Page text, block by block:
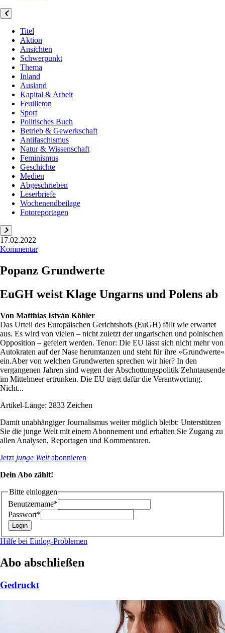
Titel
Aktion
Ansichten
Schwerpunkt
Thema
Inland
Ausland
Kapital & Arbeit
Feuilleton
Sport
Politisches Buch
Betrieb & Gewerkschaft
Antifaschismus
Natur & Wissenschaft
Feminismus
Geschichte
Medien
Abgeschrieben
Leserbriefe
Wochenendbeilage
Fotoreportagen
17.02.2022
Kommentar
Popanz Grundwerte
EuGH weist Klage Ungarns und Polens ab
Von Matthias István Köhler
Das Urteil des Europäischen Gerichtshofs (EuGH) fällt wie erwartet
aus. Es wird von vielen – nicht zuletzt der ungarischen und polnischen
Opposition – gefeiert werden. Tenor: Die EU lässt sich nicht mehr von
Autokraten auf der Nase herumtanzen und steht für ihre »Grundwerte«
ein.Aber von welchen Grundwerten sprechen wir hier? In den
vergangenen Jahren sind wegen der Abschottungspolitik Zehntausende
im Mittelmeer ertrunken. Die EU trägt dafür die Verantwortung.
Nicht...
Artikel-Länge: 2833 Zeichen
Damit unabhängiger Journalismus weiter möglich bleibt: Unterstützen
Sie die junge Welt mit einem Abonnement und erhalten Sie Zugang zu
allen Analysen, Reportagen und Kommentaren.
Jetzt junge Weltabonnieren
Dein Abo zählt!
Bitte einloggen
Benutzername*
Passwort*
Hilfe bei Einlog-Problemen
Abo abschließen
Gedruckt